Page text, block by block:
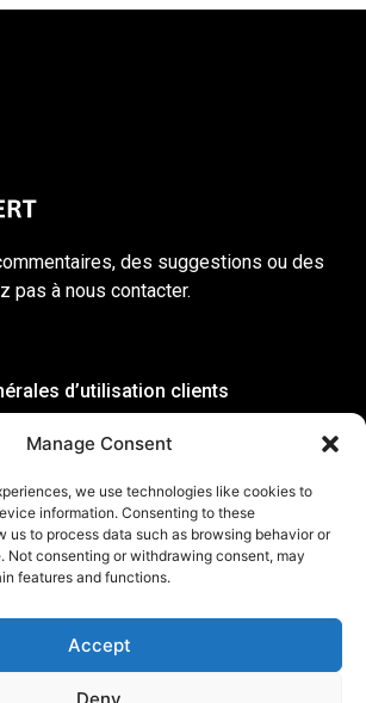
Manage Consent
we use technologies like cookies to
information. Consenting to these
us to process data such as browsing behavior or
Not consenting or withdrawing consent, may
features and functions.
Accept
Deny
des suggestions ou des
pas à nous contacter.
d’utilisation clients